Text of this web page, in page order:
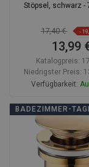
Stöpsel, schwarz -
17,40 € -
13,99
Katalogpreis:
Niedrigster Preis:
Verfügbarkeit:
In den
favorite_border
Vergleichen
BADEZIMMER-